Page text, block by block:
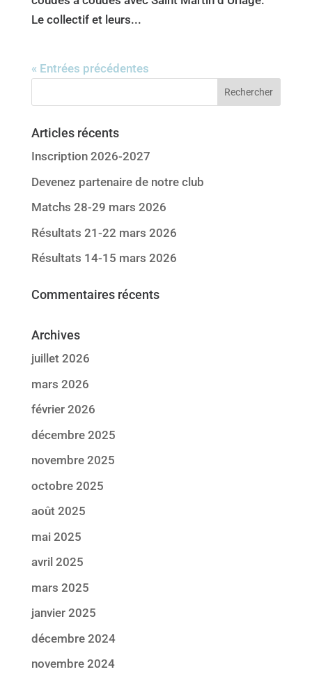
Le collectif et leurs...
« Entrées précédentes
Articles récents
Inscription 2026-2027
Devenez partenaire de notre club
Matchs 28-29 mars 2026
Résultats 21-22 mars 2026
Résultats 14-15 mars 2026
Commentaires récents
Archives
juillet 2026
mars 2026
février 2026
décembre 2025
novembre 2025
octobre 2025
août 2025
mai 2025
avril 2025
mars 2025
janvier 2025
décembre 2024
novembre 2024